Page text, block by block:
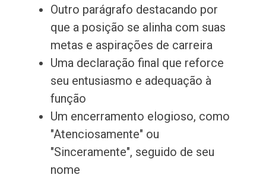
Outro parágrafo destacando por
que a posição se alinha com suas
metas e aspirações de carreira
Uma declaração final que reforce
seu entusiasmo e adequação à
função
Um encerramento elogioso, como
"Atenciosamente" ou
"Sinceramente", seguido de seu
nome